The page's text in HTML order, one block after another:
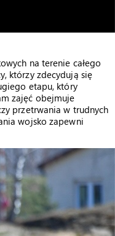
na terenie całego
którzy zdecydują się
etapu, który
zajęć obejmuje
przetrwania w trudnych
wojsko zapewni